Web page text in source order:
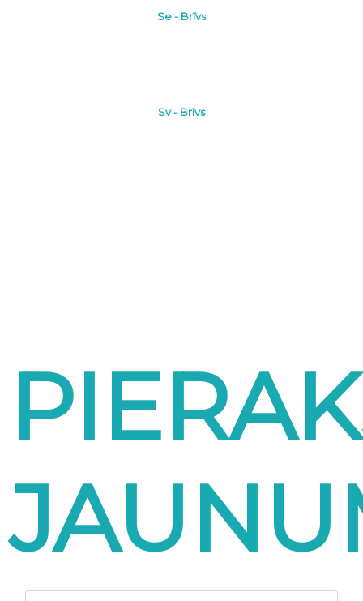
Se - Brīvs
Sv - Brīvs